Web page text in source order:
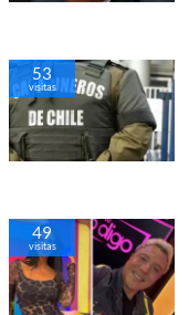
53
visitas
49
visitas